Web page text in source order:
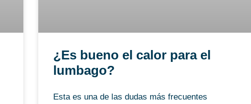
¿Es bueno el calor para el
lumbago?
Esta es una de las dudas más frecuentes